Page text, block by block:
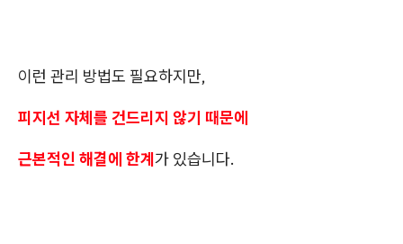
이런 관리 방법도 필요하지만,
피지선 자체를 건드리지 않기 때문에
근본적인 해결에 한계가 있습니다.